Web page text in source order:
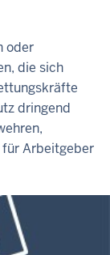
oder
die sich
dringend
für Arbeitgeber